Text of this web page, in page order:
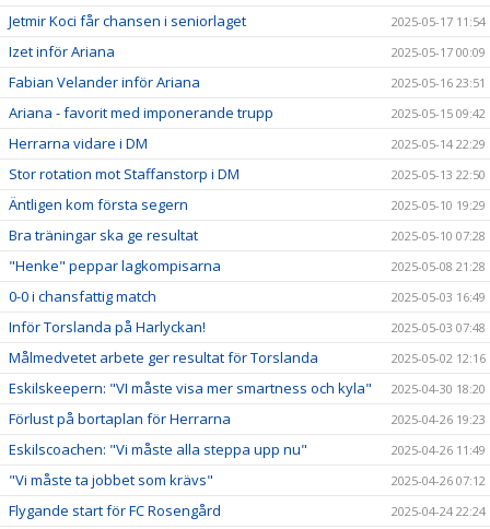
Jetmir Koci får chansen i seniorlaget 2025-05-17 11:54
Izet inför Ariana 2025-05-17 00:09
Fabian Velander inför Ariana 2025-05-16 23:51
Ariana - favorit med imponerande trupp 2025-05-15 09:42
Herrarna vidare i DM 2025-05-14 22:29
Stor rotation mot Staffanstorp i DM 2025-05-13 22:50
Äntligen kom första segern 2025-05-10 19:29
Bra träningar ska ge resultat 2025-05-10 07:28
"Henke" peppar lagkompisarna 2025-05-08 21:28
0-0 i chansfattig match 2025-05-03 16:49
Inför Torslanda på Harlyckan! 2025-05-03 07:48
Målmedvetet arbete ger resultat för Torslanda 2025-05-02 12:16
Eskilskeepern: "VI måste visa mer smartness och kyla" 2025-04-30 18:20
Förlust på bortaplan för Herrarna 2025-04-26 19:23
Eskilscoachen: "Vi måste alla steppa upp nu" 2025-04-26 11:49
"Vi måste ta jobbet som krävs" 2025-04-26 07:12
Flygande start för FC Rosengård 2025-04-24 22:24